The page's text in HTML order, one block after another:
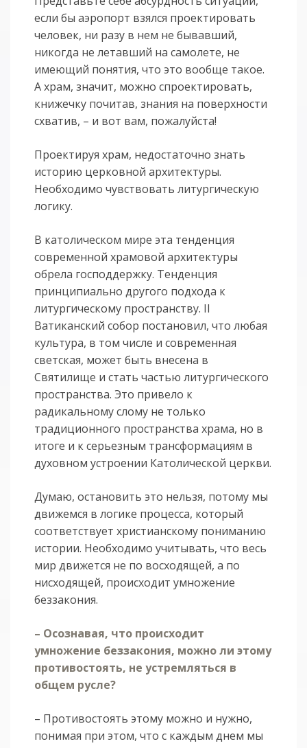
если бы аэропорт взялся проектировать
человек, ни разу в нем не бывавший,
никогда не летавший на самолете, не
имеющий понятия, что это вообще такое.
А храм, значит, можно спроектировать,
книжечку почитав, знания на поверхности
схватив, – и вот вам, пожалуйста!
Проектируя храм, недостаточно знать
историю церковной архитектуры.
Необходимо чувствовать литургическую
логику.
В католическом мире эта тенденция
современной храмовой архитектуры
обрела господдержку. Тенденция
принципиально другого подхода к
литургическому пространству. II
Ватиканский собор постановил, что любая
культура, в том числе и современная
светская, может быть внесена в
Святилище и стать частью литургического
пространства. Это привело к
радикальному слому не только
традиционного пространства храма, но в
итоге и к серьезным трансформациям в
духовном устроении Католической церкви.
Думаю, остановить это нельзя, потому мы
движемся в логике процесса, который
соответствует христианскому пониманию
истории. Необходимо учитывать, что весь
мир движется не по восходящей, а по
нисходящей, происходит умножение
беззакония.
– Осознавая, что происходит
умножение беззакония, можно ли этому
противостоять, не устремляться в
общем русле?
– Противостоять этому можно и нужно,
понимая при этом, что с каждым днем мы